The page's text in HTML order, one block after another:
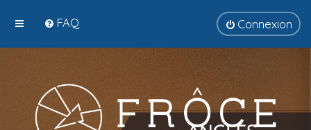
FAQ Connexion